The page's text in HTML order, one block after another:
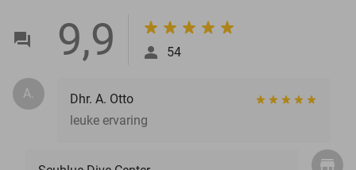
9,9 54
A.
Dhr. A. Otto
leuke ervaring